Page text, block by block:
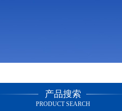
产品搜索
PRODUCT SEARCH